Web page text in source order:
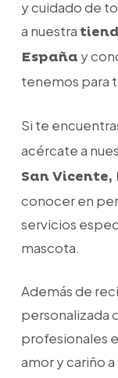
y cuidado de
a nuestra
España y
tenemos para
Si te
acércate a
San Vicente,
conocer en
servicios
mascota.
Además de
personalizada
profesionales
amor y cariño